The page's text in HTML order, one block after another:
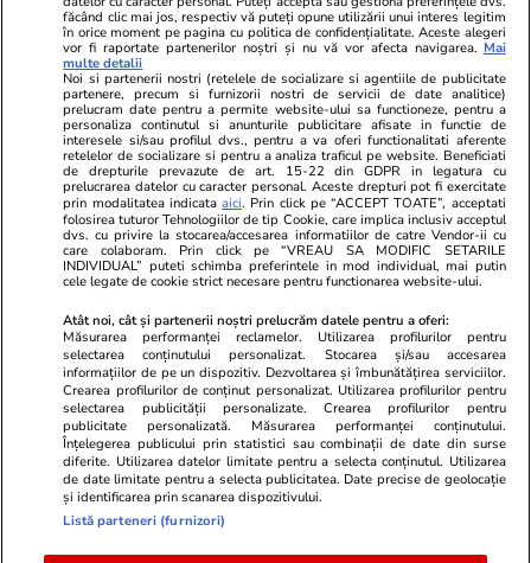
Ringier România
Libertatea pentru
Unica.ro
Program TV
Avantaje
ELLE
Gazeta Sporturilor
Stiri mondene
Calculator sarcina
Ajută Copiii
Locuri de muncă
Imobiliare.ro
Jobradar24
Imoradar24
Colecții Libertatea
Pariază responsabil! Decizia ONJN nr. 821/25.09.2025.
Jocurile de noroc sunt interzise minorilor.
© 2026 Ringier Romania. Toate drepturile rezervate
Actualizare preferințe cookies
făcând clic mai jos, respectiv vă puteți opune utilizării unui interes legitim
în orice moment pe pagina cu politica de confidențialitate. Aceste alegeri
vor fi raportate partenerilor noștri și nu vă vor afecta navigarea. Mai
multe detalii
Noi si partenerii nostri (retelele de socializare si agentiile de publicitate
partenere, precum si furnizorii nostri de servicii de date analitice)
prelucram date pentru a permite website-ului sa functioneze, pentru a
personaliza continutul si anunturile publicitare afisate in functie de
interesele si/sau profilul dvs., pentru a va oferi functionalitati aferente
retelelor de socializare si pentru a analiza traficul pe website. Beneficiati
de drepturile prevazute de art. 15-22 din GDPR in legatura cu
prelucrarea datelor cu caracter personal. Aceste drepturi pot fi exercitate
prin modalitatea indicataaici. Prin click pe “ACCEPT TOATE”, acceptati
folosirea tuturor Tehnologiilor de tip Cookie, care implica inclusiv acceptul
dvs. cu privire la stocarea/accesarea informatiilor de catre Vendor-ii cu
care colaboram. Prin click pe “VREAU SA MODIFIC SETARILE
INDIVIDUAL” puteti schimba preferintele in mod individual, mai putin
cele legate de cookie strict necesare pentru functionarea website-ului.
Atât noi, cât și partenerii noștri prelucrăm datele pentru a oferi:
Măsurarea performanței reclamelor. Utilizarea profilurilor pentru
selectarea conținutului personalizat. Stocarea și/sau accesarea
informațiilor de pe un dispozitiv. Dezvoltarea și îmbunătățirea serviciilor.
Crearea profilurilor de conținut personalizat. Utilizarea profilurilor pentru
selectarea publicității personalizate. Crearea profilurilor pentru
publicitate personalizată. Măsurarea performanței conținutului.
Înțelegerea publicului prin statistici sau combinații de date din surse
diferite. Utilizarea datelor limitate pentru a selecta conținutul. Utilizarea
de date limitate pentru a selecta publicitatea. Date precise de geolocație
și identificarea prin scanarea dispozitivului.
Listă parteneri (furnizori)